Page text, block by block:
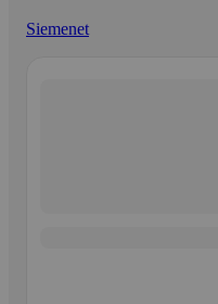
Siemenet